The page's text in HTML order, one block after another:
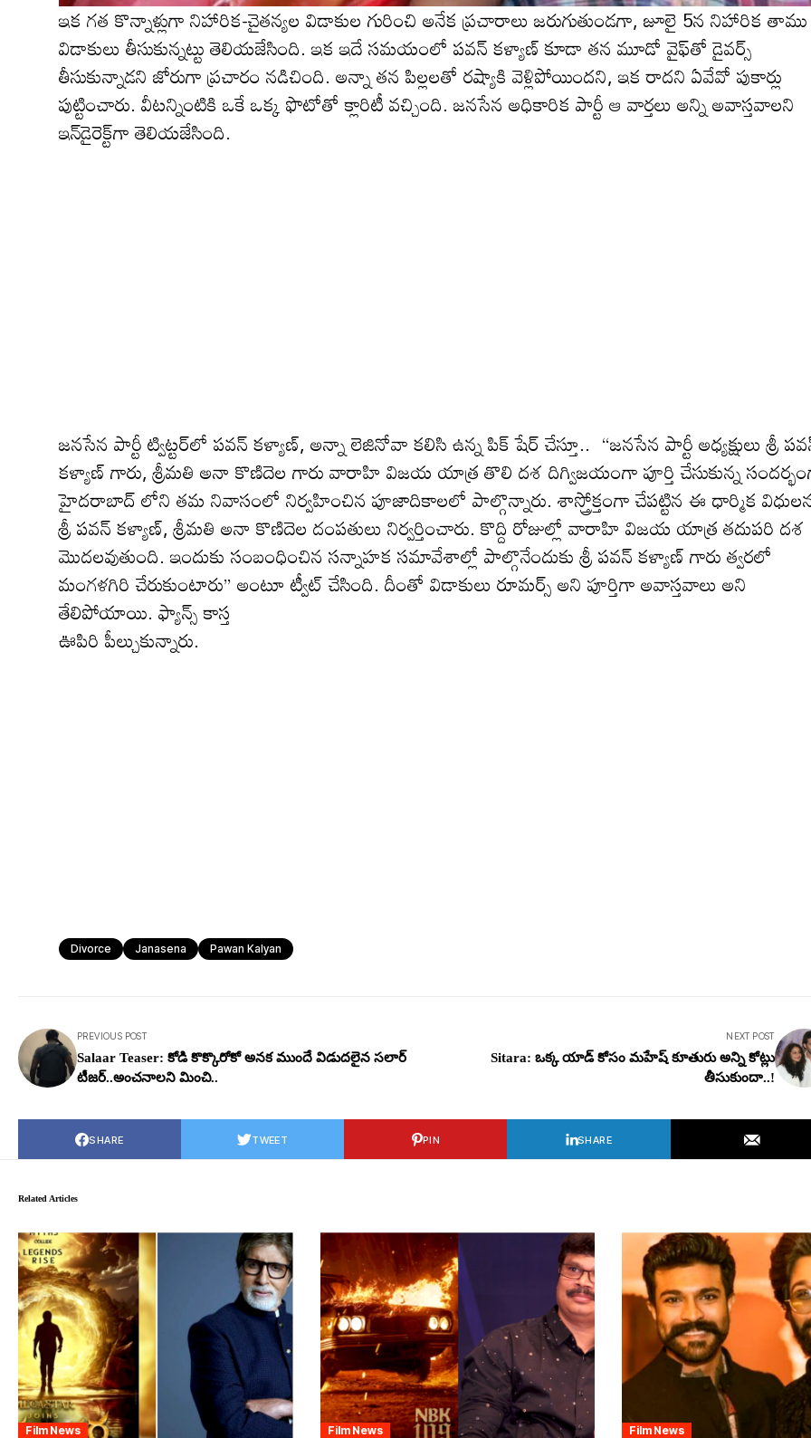
ఇక గ‌త కొన్నాళ్లుగా నిహారిక‌-చైత‌న్య‌ల విడాకుల గురించి అనేక ప్ర‌చారాలు జ‌రుగుతుండ‌గా, జూలై 5న నిహారిక తాము
విడాకులు తీసుకున్న‌ట్టు తెలియ‌జేసింది. ఇక ఇదే స‌మయంలో ప‌వ‌న్ క‌ళ్యాణ్ కూడా త‌న మూడో వైఫ్‌తో డైవ‌ర్స్
తీసుకున్నాడ‌ని జోరుగా ప్ర‌చారం న‌డిచింది. అన్నా త‌న పిల్ల‌ల‌తో ర‌ష్యాకి వెళ్లిపోయిందని, ఇక రాద‌ని ఏవేవో పుకార్లు
పుట్టించారు. వీటన్నింటికి ఒకే ఒక్క ఫొటోతో క్లారిటీ వ‌చ్చింది. జ‌న‌సేన అధికారిక పార్టీ ఆ వార్త‌లు అన్ని అవాస్త‌వాల‌ని
ఇన్‌డైరెక్ట్‌గా తెలియ‌జేసింది.
జ‌న‌సేన పార్టీ ట్విట్ట‌ర్‌లో ప‌వ‌న్ క‌ళ్యాణ్‌, అన్నా లెజినోవా క‌లిసి ఉన్న పిక్ షేర్ చేస్తూ.. “జనసేన పార్టీ అధ్యక్షులు శ్రీ
కళ్యాణ్ గారు, శ్రీమతి అనా కొణిదెల గారు వారాహి విజయ యాత్ర తొలి దశ దిగ్విజయంగా పూర్తి చేసుకున్న
హైదరాబాద్ లోని తమ నివాసంలో నిర్వహించిన పూజాదికాలలో పాల్గొన్నారు. శాస్త్రోక్తంగా చేపట్టిన ఈ ధార్మిక
శ్రీ పవన్ కళ్యాణ్, శ్రీమతి అనా కొణిదెల దంపతులు నిర్వర్తించారు. కొద్ది రోజుల్లో వారాహి విజయ యాత్ర తదుపరి దశ
మొదలవుతుంది. ఇందుకు సంబంధించిన సన్నాహక సమావేశాల్లో పాల్గొనేందుకు శ్రీ పవన్ కళ్యాణ్ గారు త్వరలో
మంగళగిరి చేరుకుంటారు” అంటూ ట్వీట్ చేసింది. దీంతో విడాకులు రూమర్స్ అని పూర్తిగా అవాస్త‌వాలు అని
తేలిపోయాయి. ఫ్యాన్స్ కాస్త
ఊపిరి పీల్చుకున్నారు.
Divorce Janasena Pawan Kalyan
PREVIOUS POST
Salaar Teaser: కోడి కొక్కొరోకో అన‌క ముందే విడుద‌లైన స‌లార్
టీజ‌ర్..అంచ‌నాల‌ని మించి..
NEXT POST
Sitara: ఒక్క యాడ్ కోసం మ‌హేష్ కూతురు అన్ని కోట్లు
తీసుకుందా..!
SHARE TWEET PIN SHARE
Related Articles
Film News Film News Film News